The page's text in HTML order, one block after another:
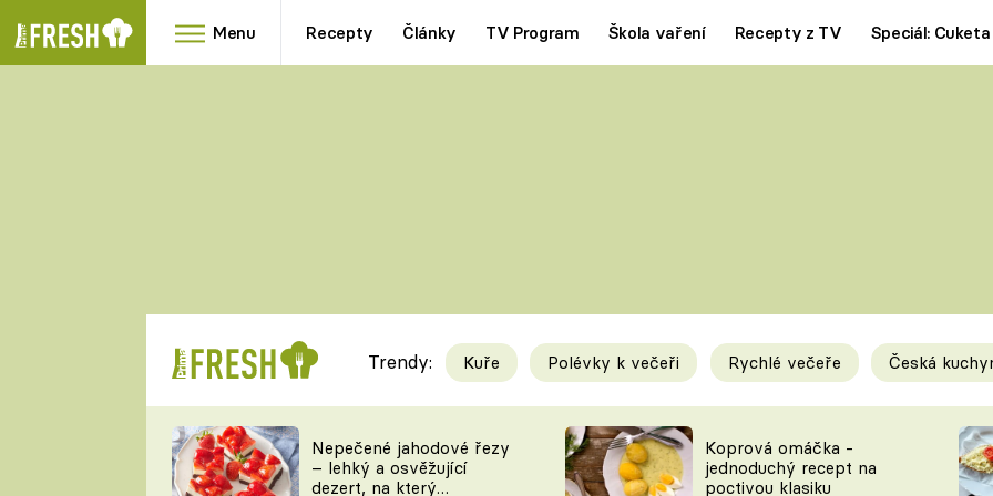
Menu Recepty Články TV Program Škola vaření Recepty z TV Speciál: Cuketa
RYCHLOVKY
Videorecepty
TEĎ VAŘÍ ŠÉF!
Tipy a triky
KAM ZA JÍDLEM
Trendy: Kuře Polévky k večeři Rychlé večeře Česká
Nepečené jahodové řezy
– lehký a osvěžující
dezert, na který
Koprová omáčka -
jednoduchý recept na
poctivou klasiku